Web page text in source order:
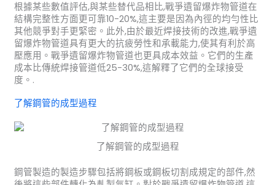
根據某些數值評估,與某些替代品相比,戰爭遺留爆炸物管道在
結構完整性方面更可靠10-20%,這主要是因為內徑的均勻性比
其他競爭對手更緊密。此外,由於最近焊接技術的改進,戰爭遺
留爆炸物管道具有更大的抗疲勞性和承載能力,使其有利於高
壓應用。戰爭遺留爆炸物管道也更具成本效益。它們的生產
成本比傳統焊接管道低25-30%,這解釋了它們的全球接受
度。.
了解鋼管的成型過程
了解鋼管的成型過程
鋼管製造的製造步驟包括將鋼板或鋼板切割成規定的部件,然